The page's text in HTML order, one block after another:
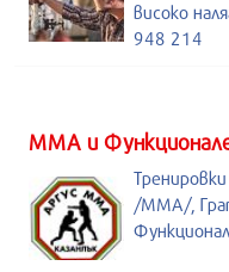
високо
948 214
ММА и
/MMA/,